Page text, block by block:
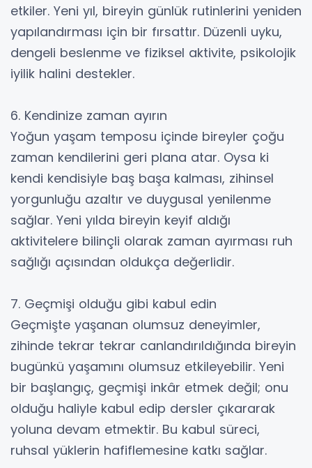
etkiler. Yeni yıl, bireyin günlük rutinlerini yeniden
yapılandırması için bir fırsattır. Düzenli uyku,
dengeli beslenme ve fiziksel aktivite, psikolojik
iyilik halini destekler.
6. Kendinize zaman ayırın
Yoğun yaşam temposu içinde bireyler çoğu
zaman kendilerini geri plana atar. Oysa ki
kendi kendisiyle baş başa kalması, zihinsel
yorgunluğu azaltır ve duygusal yenilenme
sağlar. Yeni yılda bireyin keyif aldığı
aktivitelere bilinçli olarak zaman ayırması ruh
sağlığı açısından oldukça değerlidir.
7. Geçmişi olduğu gibi kabul edin
Geçmişte yaşanan olumsuz deneyimler,
zihinde tekrar tekrar canlandırıldığında bireyin
bugünkü yaşamını olumsuz etkileyebilir. Yeni
bir başlangıç, geçmişi inkâr etmek değil; onu
olduğu haliyle kabul edip dersler çıkararak
yoluna devam etmektir. Bu kabul süreci,
ruhsal yüklerin hafiflemesine katkı sağlar.